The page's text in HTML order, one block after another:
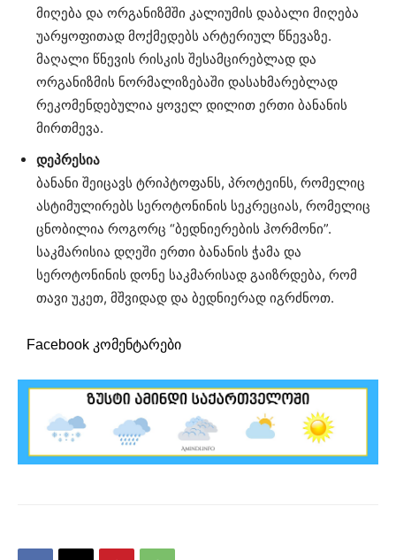
მიღება და ორგანიზმში კალიუმის დაბალი მიღება
უარყოფითად მოქმედებს არტერიულ წნევაზე.
მაღალი წნევის რისკის შესამცირებლად და
ორგანიზმის ნორმალიზებაში დასახმარებლად
რეკომენდებულია ყოველ დილით ერთი ბანანის
მირთმევა.
დეპრესია
ბანანი შეიცავს ტრიპტოფანს, პროტეინს, რომელიც
ასტიმულირებს სეროტონინის სეკრეციას, რომელიც
ცნობილია როგორც “ბედნიერების ჰორმონი”.
საკმარისია დღეში ერთი ბანანის ჭამა და
სეროტონინის დონე საკმარისად გაიზრდება, რომ
თავი უკეთ, მშვიდად და ბედნიერად იგრძნოთ.
Facebook კომენტარები